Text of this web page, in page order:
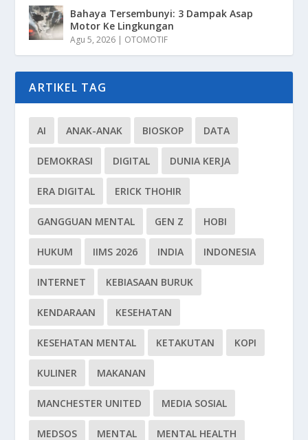
Bahaya Tersembunyi: 3 Dampak Asap
Motor Ke Lingkungan
Agu 5, 2026 | OTOMOTIF
ARTIKEL TAG
AI ANAK-ANAK BIOSKOP DATA
DEMOKRASI DIGITAL DUNIA KERJA
ERA DIGITAL ERICK THOHIR
GANGGUAN MENTAL GEN Z HOBI
HUKUM IIMS 2026 INDIA INDONESIA
INTERNET KEBIASAAN BURUK
KENDARAAN KESEHATAN
KESEHATAN MENTAL KETAKUTAN KOPI
KULINER MAKANAN
MANCHESTER UNITED MEDIA SOSIAL
MEDSOS MENTAL MENTAL HEALTH